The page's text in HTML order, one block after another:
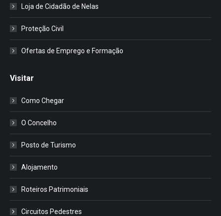
Loja de Cidadão de Nelas
Proteção Civil
Ofertas de Emprego e Formação
Visitar
Como Chegar
O Concelho
Posto de Turismo
Alojamento
Roteiros Patrimoniais
Circuitos Pedestres